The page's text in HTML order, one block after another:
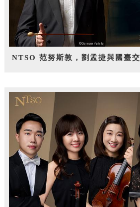
NTSO 范努斯敦，劉孟捷與國臺交